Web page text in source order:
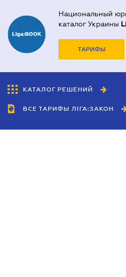
Национальный
каталог Украины
ТАРИФЫ
КАТАЛОГ РЕШЕНИЙ
ВСЕ ТАРИФЫ ЛІГА:ЗАКОН